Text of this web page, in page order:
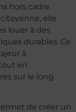
hors cadre
elle
louer à des
durables. Ce
à
en
sur le long
de créer un